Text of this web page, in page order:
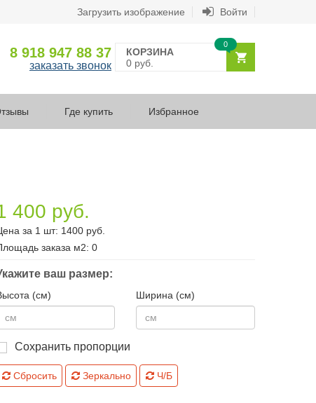
Загрузить изображение Войти
8 918 947 88 37
заказать звонок
КОРЗИНА
0 руб.
0
Где купить Избранное
400 руб.
за 1 шт: 1400 руб.
заказа м2: 0
ваш размер:
(см) Ширина (см)
Сохранить пропорции
Сбросить Зеркально Ч/Б